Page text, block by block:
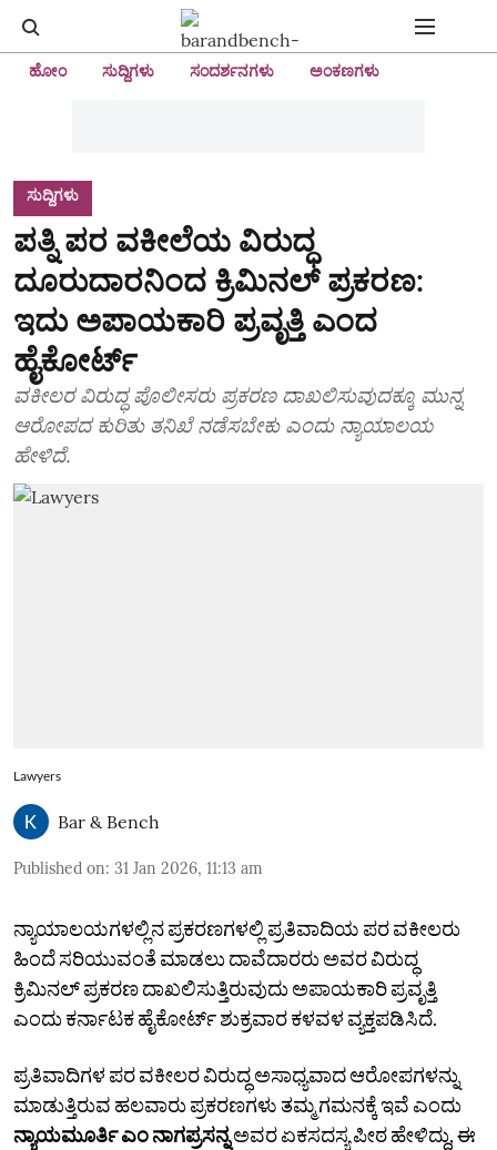
ಹೋಂ ಸುದ್ದಿಗಳು ಸಂದರ್ಶನಗಳು ಅಂಕಣಗಳು
ಸುದ್ದಿಗಳು
ಪತ್ನಿ ಪರ ವಕೀಲೆಯ ವಿರುದ್ಧ
ದೂರುದಾರನಿಂದ ಕ್ರಿಮಿನಲ್‌ ಪ್ರಕರಣ:
ಇದು ಅಪಾಯಕಾರಿ ಪ್ರವೃತ್ತಿ ಎಂದ
ಹೈಕೋರ್ಟ್‌
ವಕೀಲರ ವಿರುದ್ಧ ಪೊಲೀಸರು ಪ್ರಕರಣ ದಾಖಲಿಸುವುದಕ್ಕೂ ಮುನ್ನ
ಆರೋಪದ ಕುರಿತು ತನಿಖೆ ನಡೆಸಬೇಕು ಎಂದು ನ್ಯಾಯಾಲಯ
ಹೇಳಿದೆ.
Lawyers
Bar & Bench
Published on: 31 Jan 2026, 11:13 am
ನ್ಯಾಯಾಲಯಗಳಲ್ಲಿನ ಪ್ರಕರಣಗಳಲ್ಲಿ ಪ್ರತಿವಾದಿಯ ಪರ ವಕೀಲರು
ಹಿಂದೆ ಸರಿಯುವಂತೆ ಮಾಡಲು ದಾವೆದಾರರು ಅವರ ವಿರುದ್ಧ
ಕ್ರಿಮಿನಲ್‌ ಪ್ರಕರಣ ದಾಖಲಿಸುತ್ತಿರುವುದು ಅಪಾಯಕಾರಿ ಪ್ರವೃತ್ತಿ
ಎಂದು ಕರ್ನಾಟಕ ಹೈಕೋರ್ಟ್‌ ಶುಕ್ರವಾರ ಕಳವಳ ವ್ಯಕ್ತಪಡಿಸಿದೆ.
ಪ್ರತಿವಾದಿಗಳ ಪರ ವಕೀಲರ ವಿರುದ್ಧ ಅಸಾಧ್ಯವಾದ ಆರೋಪಗಳನ್ನು
ಮಾಡುತ್ತಿರುವ ಹಲವಾರು ಪ್ರಕರಣಗಳು ತಮ್ಮ ಗಮನಕ್ಕೆ ಇವೆ ಎಂದು
ನ್ಯಾಯಮೂರ್ತಿ ಎಂ ನಾಗಪ್ರಸನ್ನಅವರ ಏಕಸದಸ್ಯ ಪೀಠ ಹೇಳಿದ್ದು, ಈ